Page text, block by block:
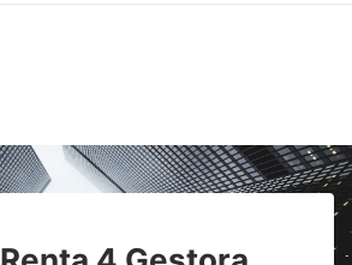
Adjuntar imagen Comentar